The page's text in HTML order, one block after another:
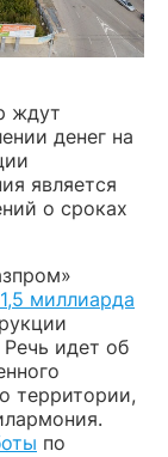
ждут
денег на
является
о сроках
миллиарда
идет об
территории,
по